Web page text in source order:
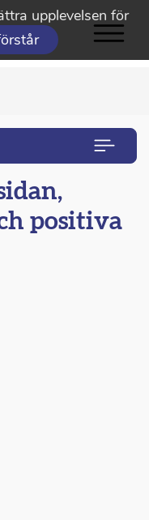
upplevelsen för
positiva